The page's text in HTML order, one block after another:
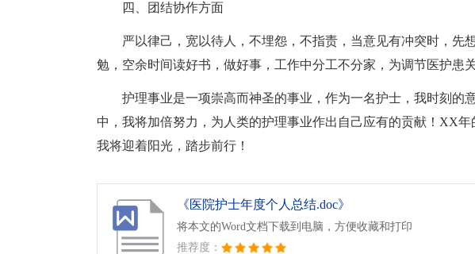
四、团结协作方面
严以律己，宽以待人，不埋怨，不指责，当意见有冲突时，先
勉，空余时间读好书，做好事，工作中分工不分家，为调节医护患
护理事业是一项崇高而神圣的事业，作为一名护士，我时刻的
中，我将加倍努力，为人类的护理事业作出自己应有的贡献！XX年
我将迎着阳光，踏步前行！
《医院护士年度个人总结.doc》
将本文的Word文档下载到电脑，方便收藏和打印
推荐度：